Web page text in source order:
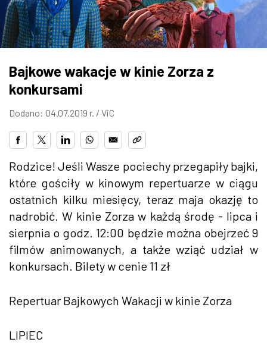
ZDJĘCIA
W RZESZOWIE
Bajkowe wakacje w kinie Zorza z
konkursami
Dodano: 04.07.2019 r. / ViC
Rodzice! Jeśli Wasze pociechy przegapiły bajki,
które gościły w kinowym repertuarze w ciągu
ostatnich kilku miesięcy, teraz maja okazję to
nadrobić. W kinie Zorza w każdą środę - lipca i
sierpnia o godz. 12:00 będzie można obejrzeć 9
filmów animowanych, a także wziąć udział w
konkursach. Bilety w cenie 11 zł
Repertuar Bajkowych Wakacji w kinie Zorza
LIPIEC